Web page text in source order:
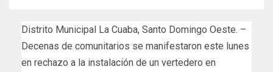
Distrito Municipal La Cuaba, Santo Domingo Oeste. –
Decenas de comunitarios se manifestaron este lunes
en rechazo a la instalación de un vertedero en